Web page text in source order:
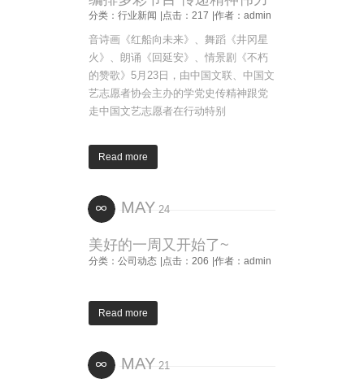
分类：行业新闻 |点击：217 |作者：admin
音诗画《红船向未来》、舞蹈《井冈星
火》、朗诵《回延安》、情景剧《不朽
的赞歌》5月23日，由中国文联、中国文
艺志愿者协会主办的学党史传精神跟党
走中国文艺志愿者在行动特别
Read more
MAY 24
美好的一周又开始了~
分类：公司动态 |点击：206 |作者：admin
Read more
MAY 21